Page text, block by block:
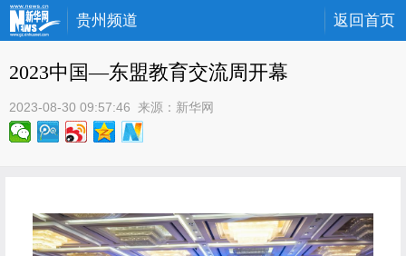
贵州频道 返回首页
2023中国—东盟教育交流周开幕
2023-08-30 09:57:46 来源： 新华网